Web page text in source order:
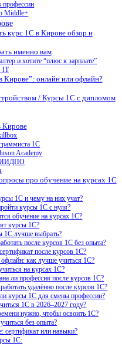
профессии
Middle+
курс 1С в Кирове обзор и
именно вам
и хотите “плюс к зарплате”
IT
Кирове”: онлайн или офлайн?
/ Курсы 1С с дипломом
Кирове
1С
Academy
про обучение на курсах 1С
1С и чему на них учат?
курсы 1С с нуля?
обучение на курсах 1С?
курсы 1С?
1С лучше выбрать?
после курсов 1С без опыта?
после курсов 1С?
как лучше учиться 1С?
на курсах 1С?
ли профессия после курсов 1С?
удалённо после курсов 1С?
курсы 1С для смены профессии?
1С в 2026–2027 году?
нужно, чтобы освоить 1С?
без опыта?
сертификат или навыки?
1С: